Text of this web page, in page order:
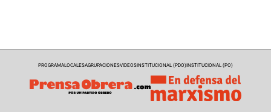
PROGRAMALOCALESAGRUPACIONESVIDEOSINSTITUCIONAL (PDO)INSTITUCIONAL (PO)